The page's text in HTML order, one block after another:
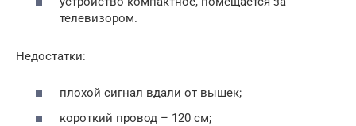
телевизором.
Недостатки:
плохой сигнал вдали от вышек;
короткий провод – 120 см;